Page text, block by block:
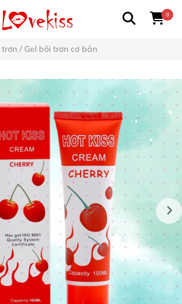
0
trơn / Gel bôi trơn cơ bản